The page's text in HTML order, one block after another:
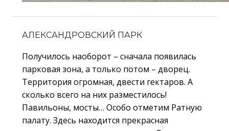
АЛЕКСАНДРОВСКИЙ ПАРК
Получилось наоборот – сначала появилась
парковая зона, а только потом – дворец.
Территория огромная, двести гектаров. А
сколько всего на них разместилось!
Павильоны, мосты… Особо отметим Ратную
палату. Здесь находится прекрасная